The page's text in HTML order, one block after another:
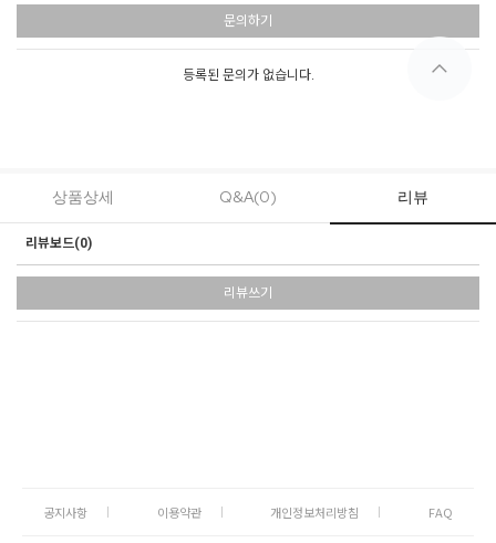
문의하기
등록된 문의가 없습니다.
상품상세 Q&A(0) 리뷰
리뷰보드(0)
리뷰쓰기
공지사항 이용약관 개인정보처리방침 FAQ